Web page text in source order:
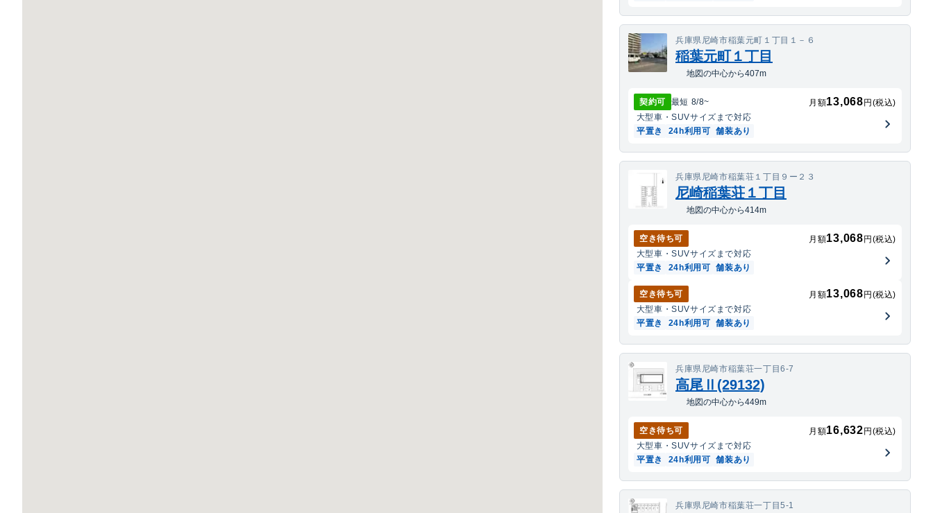
兵庫県尼崎市稲葉元町１丁目１－６
稲葉元町１丁目
地図の中心から407m
契約可 最短 8/8~ 月額13,068 円(税込)
大型車・SUVサイズまで対応
平置き
24h利用可 舗装あり
兵庫県尼崎市稲葉荘１丁目９ー２３
尼崎稲葉荘１丁目
地図の中心から414m
空き待ち可 月額13,068 円(税込)
大型車・SUVサイズまで対応
平置き
24h利用可 舗装あり
空き待ち可 月額13,068 円(税込)
大型車・SUVサイズまで対応
平置き
24h利用可 舗装あり
兵庫県尼崎市稲葉荘一丁目6-7
高尾Ⅱ(29132)
地図の中心から449m
空き待ち可 月額16,632 円(税込)
大型車・SUVサイズまで対応
平置き
24h利用可 舗装あり
兵庫県尼崎市稲葉荘一丁目5-1